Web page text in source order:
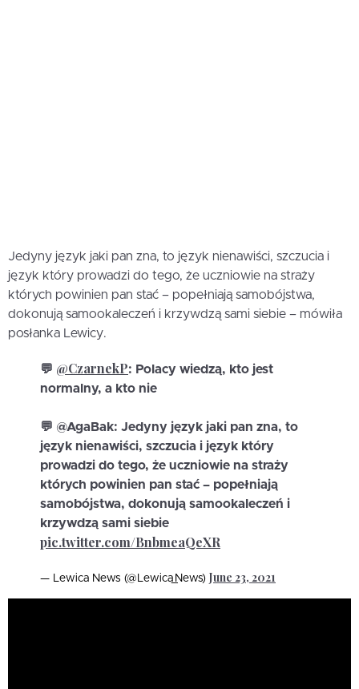
Jedyny język jaki pan zna, to język nienawiści, szczucia i
język który prowadzi do tego, że uczniowie na straży
których powinien pan stać – popełniają samobójstwa,
dokonują samookaleczeń i krzywdzą sami siebie – mówiła
posłanka Lewicy.
💬 @CzarnekP: Polacy wiedzą, kto jest
normalny, a kto nie
💬 @AgaBak: Jedyny język jaki pan zna, to
język nienawiści, szczucia i język który
prowadzi do tego, że uczniowie na straży
których powinien pan stać – popełniają
samobójstwa, dokonują samookaleczeń i
krzywdzą sami siebie
pic.twitter.com/BnbmeaQeXR
— Lewica News (@Lewica_News) June 23, 2021